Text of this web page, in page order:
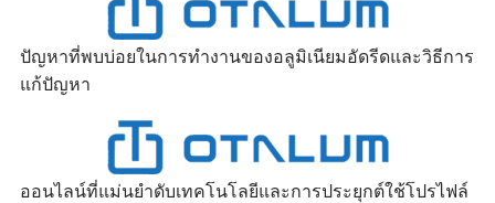
ปัญหาที่พบบ่อยในการทำงานของอลูมิเนียมอัดรีดและวิธีการ
แก้ปัญหา
ออนไลน์ที่แม่นยำดับเทคโนโลยีและการประยุกต์ใช้โปรไฟล์